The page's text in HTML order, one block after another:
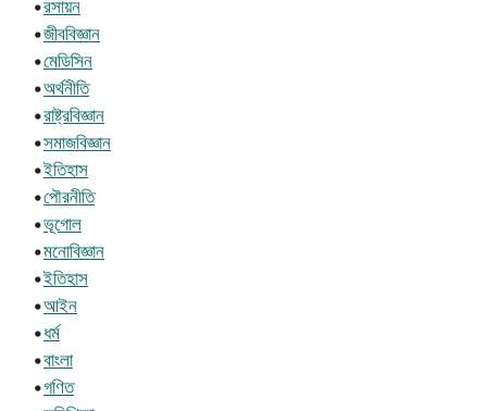
•রসায়ন
•জীববিজ্ঞান
•মেডিসিন
•অর্থনীতি
•রাষ্ট্রবিজ্ঞান
•সমাজবিজ্ঞান
•ইতিহাস
•পৌরনীতি
•ভূগোল
•মনোবিজ্ঞান
•ইতিহাস
•আইন
•ধর্ম
•বাংলা
•গণিত